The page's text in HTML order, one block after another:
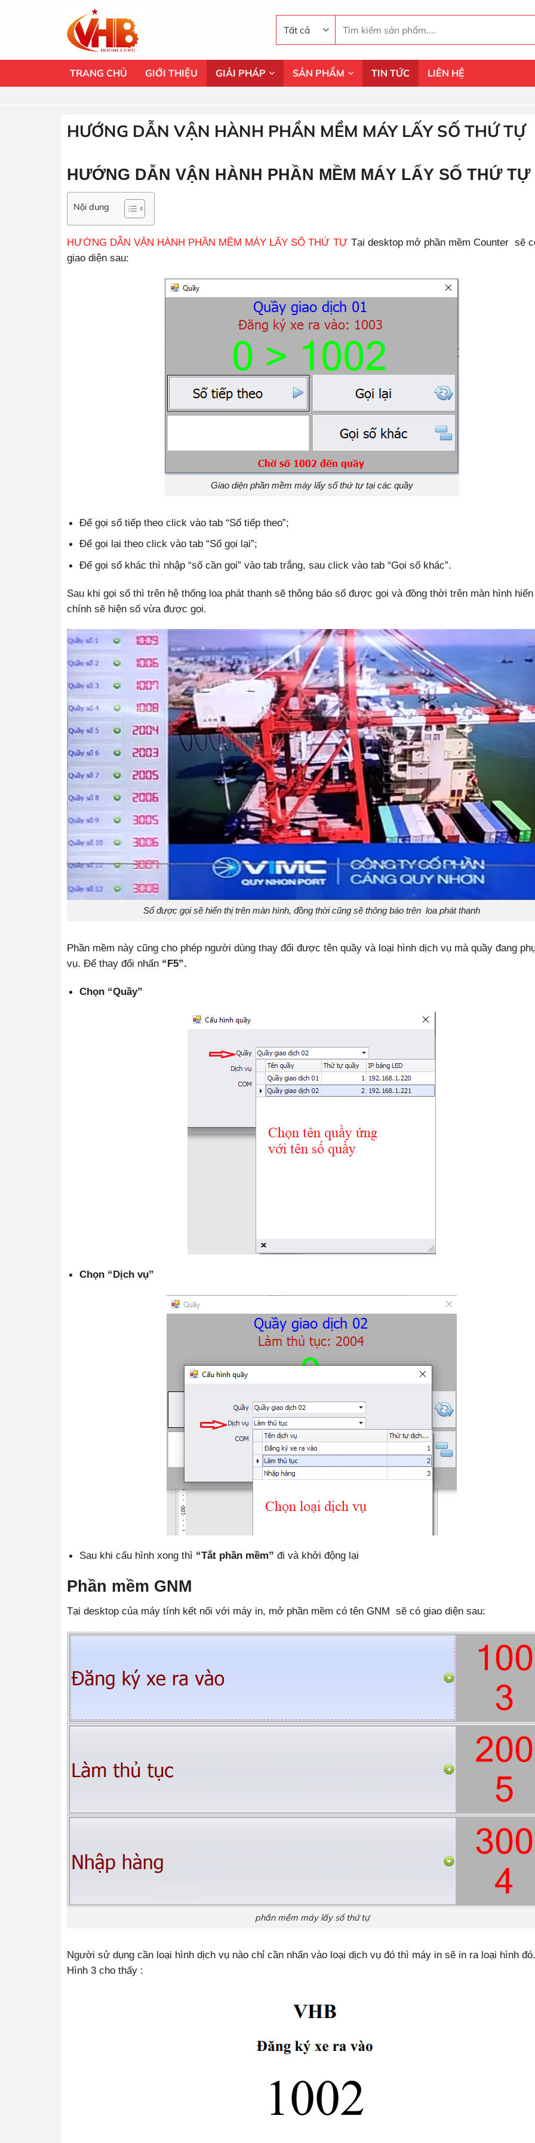
kiếm:
TRANG CHỦ GIỚI THIỆU GIẢI PHÁP SẢN PHẨM TIN TỨC LIÊN HỆ
HƯỚNG DẪN VẬN HÀNH PHẦN MỀM MÁY LẤY SỐ THỨ TỰ
HƯỚNG DẪN VẬN HÀNH PHẦN MỀM MÁY LẤY SỐ THỨ TỰ
Nội dung
HƯỚNG DẪN VẬN HÀNH PHẦN MỀM MÁY LẤY SỐ THỨ TỰ Tại desktop mở phần mềm Counter sẽ
giao diện sau:
Giao diện phần mềm máy lấy số thứ tự tại các quầy
Để gọi số tiếp theo click vào tab “Số tiếp theo”;
Để gọi lại theo click vào tab “Số gọi lại”;
Để gọi số khác thì nhập “số cần gọi” vào tab trắng, sau click vào tab “Gọi số khác”.
Sau khi gọi số thì trên hệ thống loa phát thanh sẽ thông báo số được gọi và đồng thời trên màn hình
chính sẽ hiện số vừa được gọi.
Số được gọi sẽ hiển thị trên màn hình, đồng thời cũng sẽ thông báo trên loa phát thanh
Phần mềm này cũng cho phép người dùng thay đổi được tên quầy và loại hình dịch vụ mà quầy đang
vụ. Để thay đổi nhấn “F5”.
Chọn “Quầy”
Chọn “Dịch vụ”
Sau khi cấu hình xong thì “Tắt phần mềm” đi và khởi động lại
Phần mềm GNM
Tại desktop của máy tính kết nối với máy in, mở phần mềm có tên GNM sẽ có giao diện sau:
phần mềm máy lấy số thứ tự
Người sử dụng cần loại hình dịch vụ nào chỉ cần nhấn vào loại dịch vụ đó thì máy in sẽ in ra loại hình đó.
Hình 3 cho thấy :